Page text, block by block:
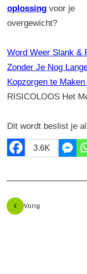
oplossing voor je
overgewicht?
Word Weer Slank &
Zonder Je Nog
Kopzorgen te
RISICOLOOS Het
Dit wordt beslist je
3.6K
Vorig